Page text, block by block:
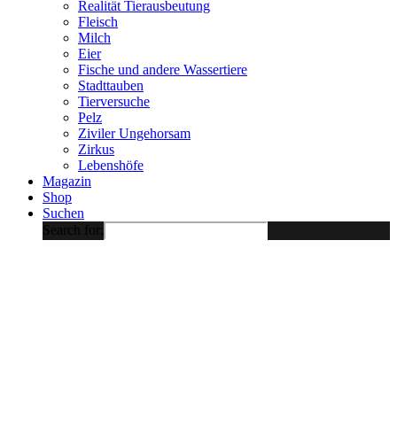
Realität Tierausbeutung
Fleisch
Milch
Eier
Fische und andere Wassertiere
Stadttauben
Tierversuche
Pelz
Ziviler Ungehorsam
Zirkus
Lebenshöfe
Magazin
Shop
Suchen
Search for: